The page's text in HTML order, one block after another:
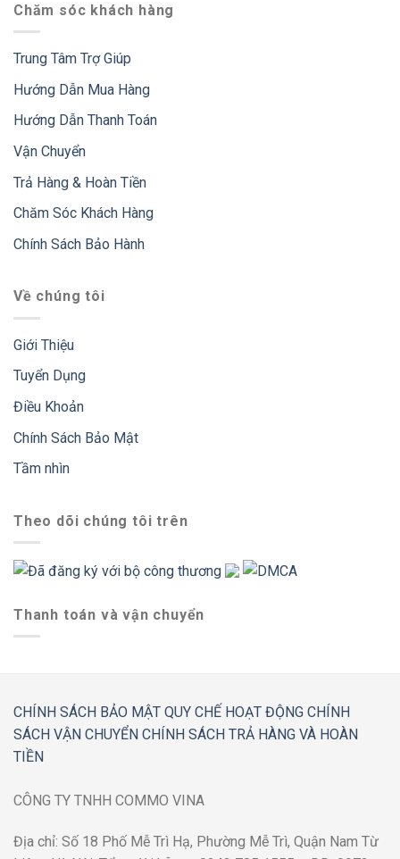
Chăm sóc khách hàng
Trung Tâm Trợ Giúp
Hướng Dẫn Mua Hàng
Hướng Dẫn Thanh Toán
Vận Chuyển
Trả Hàng & Hoàn Tiền
Chăm Sóc Khách Hàng
Chính Sách Bảo Hành
Về chúng tôi
Giới Thiệu
Tuyển Dụng
Điều Khoản
Chính Sách Bảo Mật
Tầm nhìn
Theo dõi chúng tôi trên
Thanh toán và vận chuyển
CHÍNH SÁCH BẢO MẬT QUY CHẾ HOẠT ĐỘNG CHÍNH
SÁCH VẬN CHUYỂN CHÍNH SÁCH TRẢ HÀNG VÀ HOÀN
TIỀN
CÔNG TY TNHH COMMO VINA
Địa chỉ: Số 18 Phố Mễ Trì Hạ, Phường Mễ Trì, Quận Nam Từ